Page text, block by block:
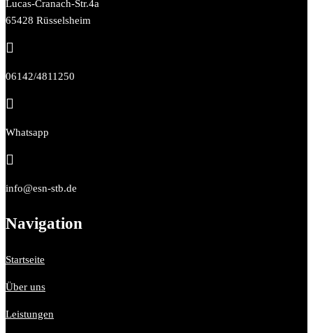
Lucas-Cranach-Str.4a
65428 Rüsselsheim

06142/4811250

Whatsapp

info@esn-stb.de
Navigation
Startseite
Über uns
Leistungen